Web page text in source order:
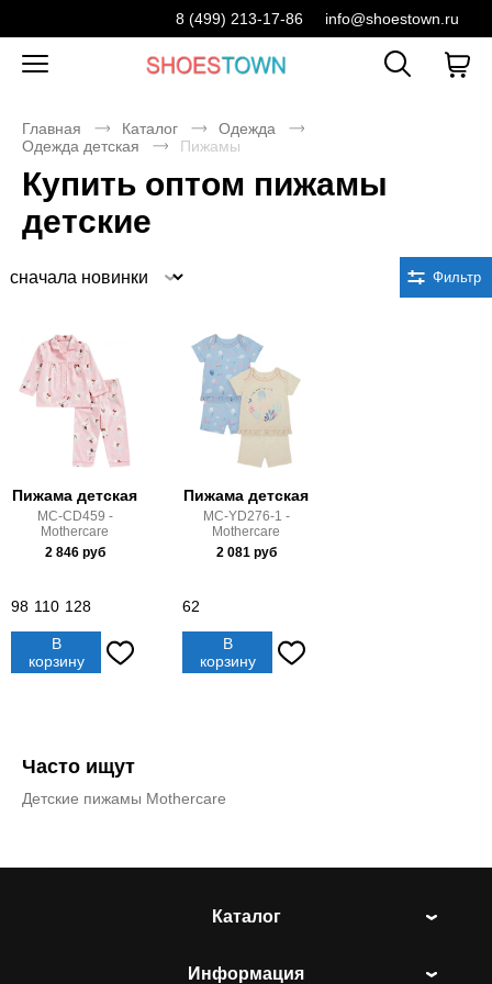
8 (499) 213-17-86 info@shoestown.ru
Главная Каталог
Одежда
Одежда детская
Пижамы
Купить оптом пижамы
детские
Фильтр
Пижама детская
MC-CD459 -
Mothercare
2 846руб
98 110 128
В
корзину
Пижама детская
MC-YD276-1 -
Mothercare
2 081руб
62
В
корзину
Часто ищут
Детские пижамы Mothercare
Каталог
Информация